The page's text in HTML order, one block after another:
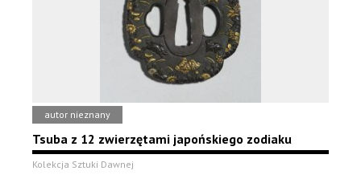
autor nieznany
Tsuba z 12 zwierzętami japońskiego zodiaku
Kolekcja Sztuki Dawnej